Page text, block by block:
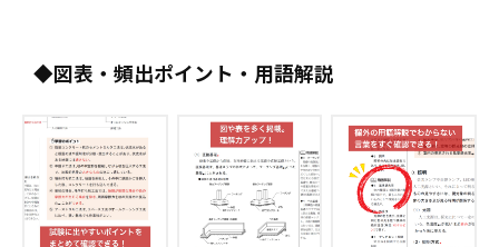
第6章 コンクリート工事
第2節 コンクリートの運搬
第3節 コンクリートの打設
第4節 コンクリートの養生
第5節 コンクリートの劣化現象
第6節 各種コンクリート
図表・頻出ポイント・用語解説